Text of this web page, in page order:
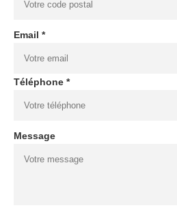
Email *
Téléphone *
Message